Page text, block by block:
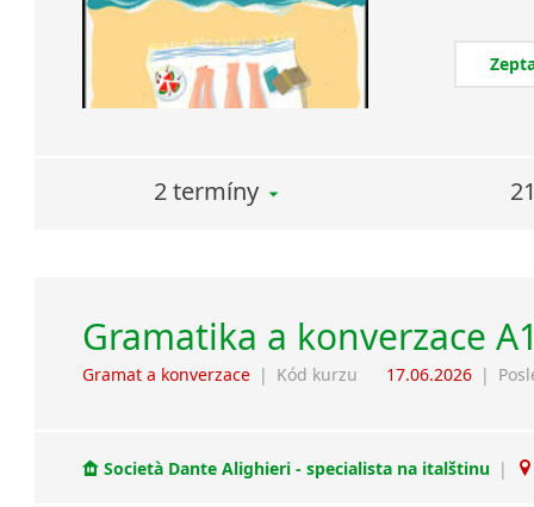
2 termíny
Gramatika a konverzace
Gramat a konverzace | Kód kurzu 17.06.2026 |
Società Dante Alighieri - specialista na italštinu |